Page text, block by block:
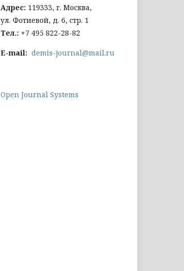
Адрес: 119333, г. Москва,
ул. Фотиевой, д. 6, стр. 1
Тел.: +7 495 822-28-82
E-mail: demis-journal@mail.ru
Open Journal Systems